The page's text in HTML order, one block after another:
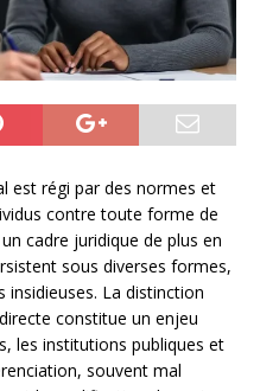
est régi par des normes et
contre toute forme de
cadre juridique de plus en
sous diverses formes,
insidieuses. La distinction
constitue un enjeu
les institutions publiques et
souvent mal